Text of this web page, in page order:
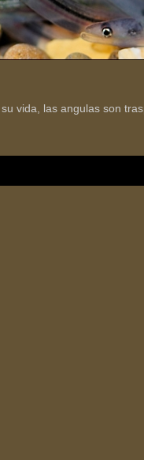
vida, las angulas son